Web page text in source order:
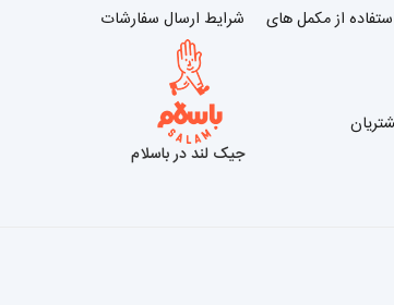
از مکمل های
شرایط ارسال سفارشات
جیک لند در باسلام